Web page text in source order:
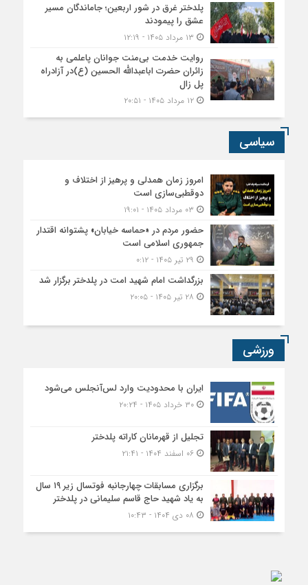
پلدختر غرق در شور اربعین؛ جاماندگان مسیر
عشق را پیمودند
روایت خدمت بی‌منت جوانان پاعلمی به
زائران حضرت اباعبدالله الحسین (ع)در آزادراه
پل زال
۱۲ مرداد ۱۴۰۵ - ۲۰:۵۱
سیاسی
امروز زمان همدلی و پرهیز از اختلاف و
دوقطبی‌سازی است
حضور مردم در «حماسه خیابان» پشتوانه اقتدار
جمهوری اسلامی است
بزرگداشت امام شهید امت در پلدختر برگزار شد
ورزشی
ایران با محدودیت وارد لس‌آنجلس می‌شود
۳۰ خرداد ۱۴۰۵ - ۲۰:۲۴
تجلیل از قهرمانان کاراته پلدختر
۰۶ اسفند ۱۴۰۴ - ۲۱:۴۱
برگزاری مسابقات چهارجانبه فوتسال زیر ۱۹ سال
به یاد شهید حاج قاسم سلیمانی در پلدختر